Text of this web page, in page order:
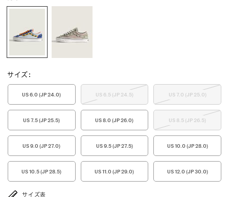
サイズ:
US 6.0 (JP 24.0) US 6.5 (JP 24.5) US 7.0 (JP 25.0)
US 7.5 (JP 25.5) US 8.0 (JP 26.0) US 8.5 (JP 26.5)
US 9.0 (JP 27.0) US 9.5 (JP 27.5) US 10.0 (JP 28.0)
US 10.5 (JP 28.5) US 11.0 (JP 29.0) US 12.0 (JP 30.0)
サイズ表